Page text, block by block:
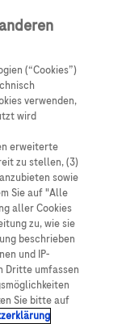
0
Artikel
für:
(“Cookies”)
verwenden,
wird
erweiterte
zu stellen, (3)
sowie
Sie auf "Alle
aller Cookies
zu, wie sie
beschrieben
und IP-
Dritte umfassen
Sie bitte auf